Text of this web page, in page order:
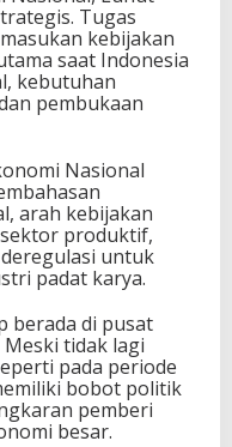
Tugas
kebijakan
saat Indonesia
kebutuhan
pembukaan
Nasional
arah kebijakan
produktif,
untuk
padat karya.
berada di pusat
tidak lagi
pada periode
bobot politik
pemberi
besar.